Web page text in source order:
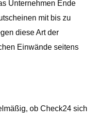
Unternehmen Ende
mit bis zu
diese Art der
Einwände seitens
ob Check24 sich